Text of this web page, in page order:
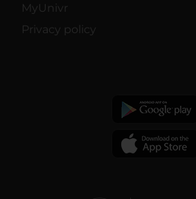
MyUnivr
Privacy policy